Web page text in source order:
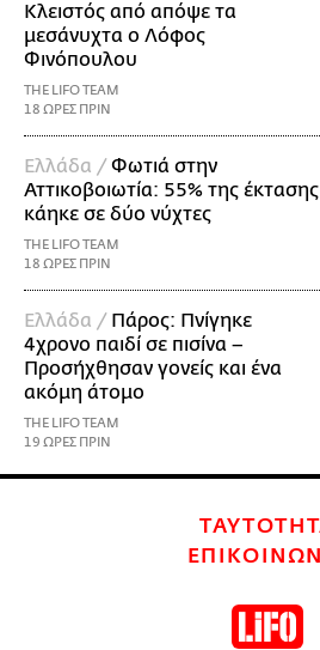
Κλειστός από απόψε τα
μεσάνυχτα ο Λόφος
Φινόπουλου
THE LIFO TEAM
18 ΩΡΕΣ ΠΡΙΝ
Ελλάδα /Φωτιά στην
Αττικοβοιωτία: 55% της έκτασης
κάηκε σε δύο νύχτες
THE LIFO TEAM
18 ΩΡΕΣ ΠΡΙΝ
Ελλάδα / Πάρος: Πνίγηκε
4χρονο παιδί σε πισίνα –
Προσήχθησαν γονείς και ένα
ακόμη άτομο
THE LIFO TEAM
19 ΩΡΕΣ ΠΡΙΝ